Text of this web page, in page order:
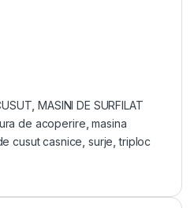
,MASINI DE SURFILAT
de acoperire ,masina
cusut casnice ,surje ,triploc